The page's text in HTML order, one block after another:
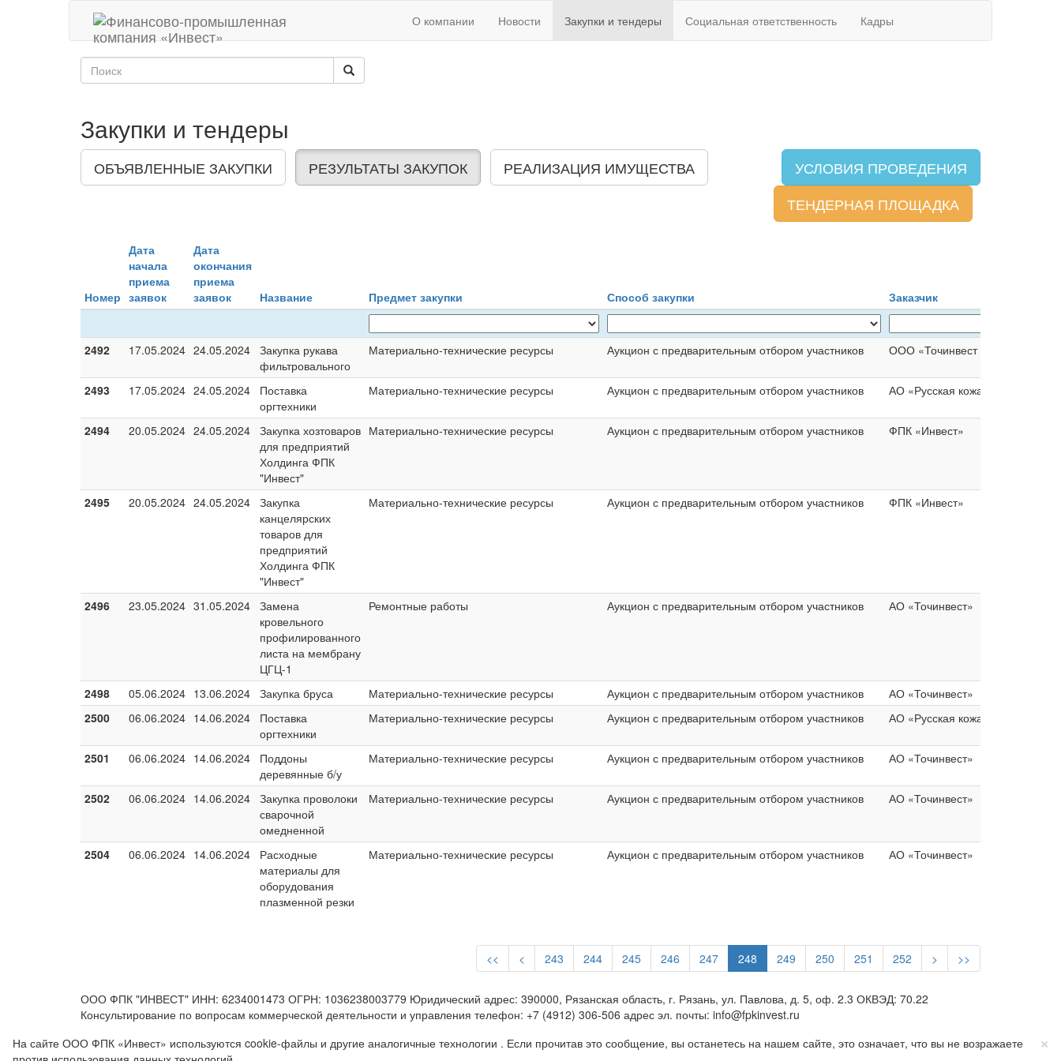
О компании Новости Закупки и тендеры Социальная ответственность Кадры
Закупки и тендеры
ОБЪЯВЛЕННЫЕ ЗАКУПКИ РЕЗУЛЬТАТЫ ЗАКУПОК РЕАЛИЗАЦИЯ ИМУЩЕСТВА
УСЛОВИЯ ПРОВЕДЕНИЯ
ТЕНДЕРНАЯ ПЛОЩАДКА
Номер
Дата
начала
приема
заявок
Дата
окончания
приема
заявок
Название Предмет закупки Способ закупки Заказчик
2492 17.05.2024 24.05.2024 Закупка рукава
фильтровального
Материально-технические ресурсы Аукцион с предварительным отбором участников ООО «Точинвест Цинк»
2493 17.05.2024 24.05.2024
Поставка
оргтехники
Материально-технические ресурсы Аукцион с предварительным отбором участников АО «Русская кожа»
2494 20.05.2024 24.05.2024 Закупка хозтоваров
для предприятий
Холдинга ФПК
"Инвест"
Материально-технические ресурсы Аукцион с предварительным отбором участников ФПК «Инвест»
2495 20.05.2024 24.05.2024 Закупка
канцелярских
товаров для
предприятий
Холдинга ФПК
"Инвест"
Материально-технические ресурсы Аукцион с предварительным отбором участников ФПК «Инвест»
2496 23.05.2024 31.05.2024 Замена
кровельного
профилированного
листа на мембрану
ЦГЦ-1
Ремонтные работы Аукцион с предварительным отбором участников АО «Точинвест»
2498 05.06.2024 13.06.2024 Закупка бруса Материально-технические ресурсы Аукцион с предварительным отбором участников
АО «Точинвест»
2500
06.06.2024 14.06.2024
Поставка
оргтехники
Материально-технические ресурсы Аукцион с предварительным отбором участников АО «Русская кожа»
2501 06.06.2024 14.06.2024
Поддоны
деревянные б/у
Материально-технические ресурсы Аукцион с предварительным отбором участников АО «Точинвест»
2502 06.06.2024 14.06.2024 Закупка проволоки
сварочной
омедненной
Материально-технические ресурсы Аукцион с предварительным отбором участников АО «Точинвест»
2504 06.06.2024 14.06.2024
Расходные
материалы для
оборудования
плазменной резки
Материально-технические ресурсы Аукцион с предварительным отбором участников АО «Точинвест»
<< < 243 244 245 246 247 248 249 250 251 252 > >>
ООО ФПК "ИНВЕСТ" ИНН: 6234001473 ОГРН: 1036238003779 Юридический адрес: 390000, Рязанская область, г. Рязань, ул. Павлова, д. 5, оф. 2.3 ОКВЭД: 70.22
Консультирование по вопросам коммерческой деятельности и управления телефон: +7 (4912) 306-506 адрес эл. почты: info@fpkinvest.ru
×
На сайте ООО ФПК «Инвест» используются cookie-файлы и другие аналогичные технологии . Если прочитав это сообщение, вы останетесь на нашем сайте, это означает, что вы не возражаете